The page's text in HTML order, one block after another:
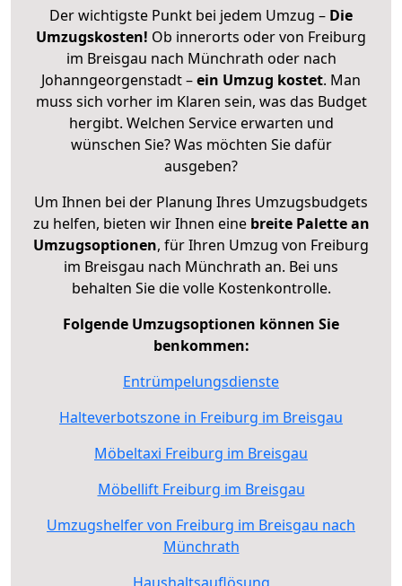
Der wichtigste Punkt bei jedem Umzug – Die
Umzugskosten! Ob innerorts oder von Freiburg
im Breisgau nach Münchrath oder nach
Johanngeorgenstadt –ein Umzug kostet. Man
muss sich vorher im Klaren sein, was das Budget
hergibt. Welchen Service erwarten und
wünschen Sie? Was möchten Sie dafür
ausgeben?
Um Ihnen bei der Planung Ihres Umzugsbudgets
zu helfen, bieten wir Ihnen eine breite Palette an
Umzugsoptionen, für Ihren Umzug von Freiburg
im Breisgau nach Münchrath an. Bei uns
behalten Sie die volle Kostenkontrolle.
Folgende Umzugsoptionen können Sie
benkommen:
Entrümpelungsdienste
Halteverbotszone in Freiburg im Breisgau
Möbeltaxi Freiburg im Breisgau
Möbellift Freiburg im Breisgau
Umzugshelfer von Freiburg im Breisgau nach
Münchrath